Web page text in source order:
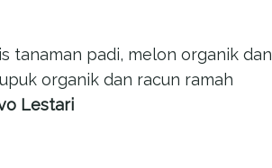
tanaman padi, melon organik dan
organik dan racun ramah
Lestari